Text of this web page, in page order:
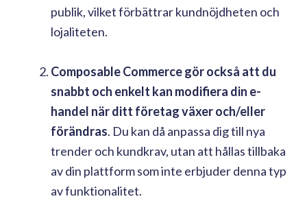
publik, vilket förbättrar kundnöjdheten och
lojaliteten.
Composable Commerce gör också att du
snabbt och enkelt kan modifiera din e-
handel när ditt företag växer och/eller
förändras. Du kan då anpassa dig till nya
trender och kundkrav, utan att hållas tillbaka
av din plattform som inte erbjuder denna typ
av funktionalitet.